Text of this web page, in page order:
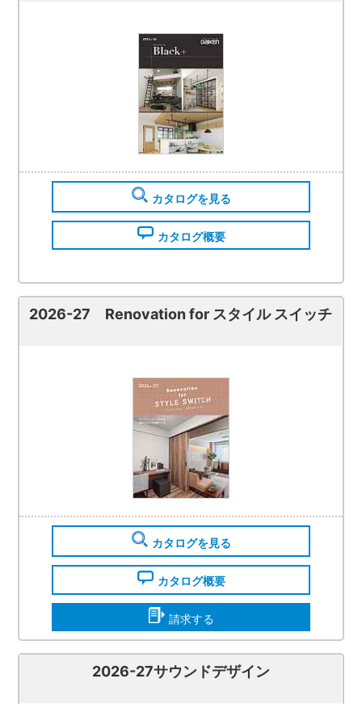
カタログを見る
カタログ概要
2026-27 Renovation for スタイル スイッチ
カタログを見る
カタログ概要
請求する
2026-27サウンドデザイン